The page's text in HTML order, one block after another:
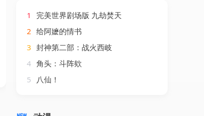
1
完美世界剧场版 九劫焚天
2 给阿嬷的情书
3 封神第二部：战火西岐
4 角头：斗阵欸
5
八仙！